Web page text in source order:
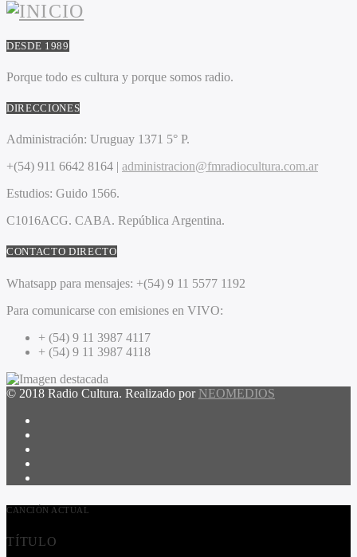
DESDE 1989
Porque todo es cultura y porque somos radio.
DIRECCIONES
Administración: Uruguay 1371 5° P.
+(54) 911 6642 8164 | administracion@fmradiocultura.com.ar
Estudios: Guido 1566.
C1016ACG. CABA. República Argentina.
CONTACTO DIRECTO
Whatsapp para mensajes: +(54) 9 11 5577 1192
Para comunicarse con emisiones en VIVO:
+ (54) 9 11 3987 4117
+ (54) 9 11 3987 4118
© 2018 Radio Cultura. Realizado por NEOMEDIOS
CANCIÓN ACTUAL
TÍTULO